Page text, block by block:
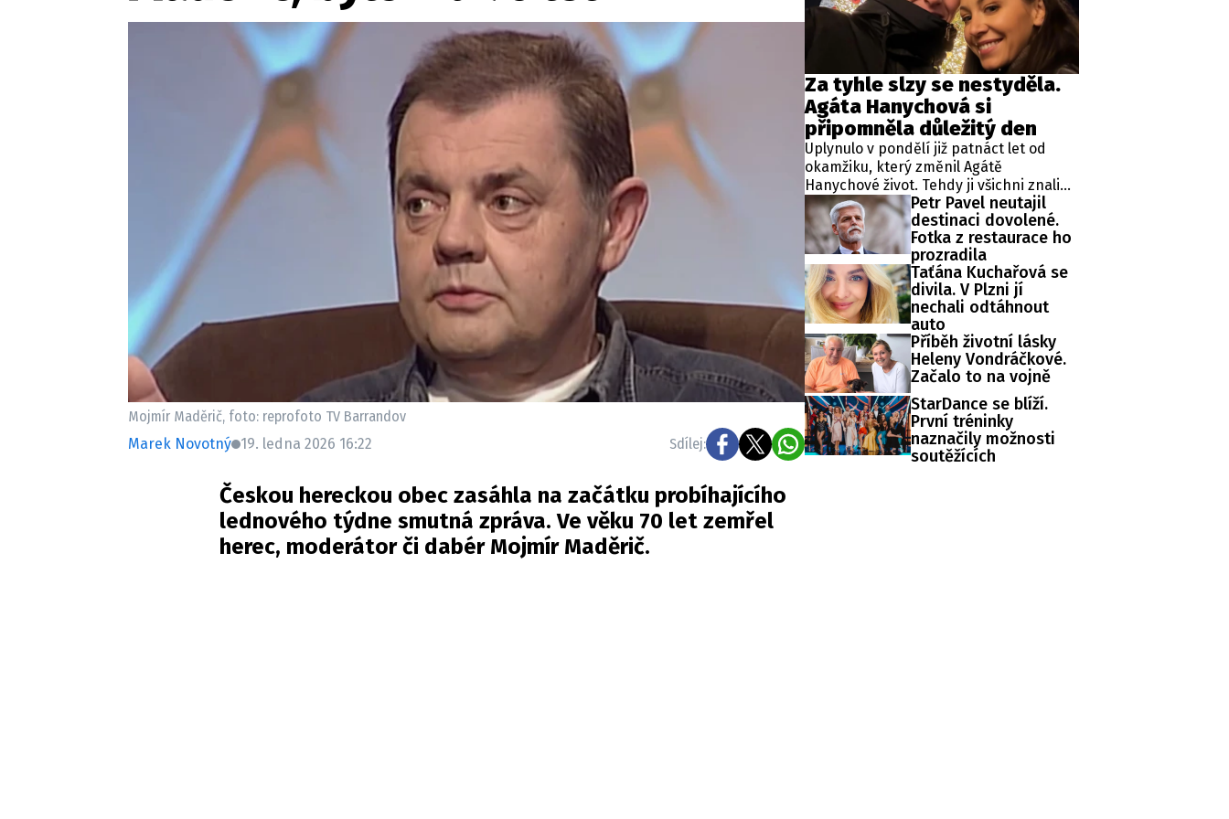
Zaznamenali jste událost? Máte pro nás důležitou zprávu, příběh, fotografie, videa?
Pošlete nám mail na:redakce@newsbox.cz
Nejlepší z vás odměníme
Mojmír Maděrič, foto: reprofoto TV Barrandov
Marek Novotný 19. ledna 2026 16:22 Sdílej:
Českou hereckou obec zasáhla na začátku probíhajícího
lednového týdne smutná zpráva. Ve věku 70 let zemřel
herec, moderátor či dabér Mojmír Maděrič.
Za tyhle slzy se nestyděla.
Agáta Hanychová si
připomněla důležitý den
Uplynulo v pondělí již patnáct let od
okamžiku, který změnil Agátě
Hanychové život. Tehdy ji všichni znali
jako rebelku ze stránek bulvárních
médií. Jenže v létě 2011 se začal psát
docela jiný životní příběh.
Petr Pavel neutajil
destinaci dovolené.
Fotka z restaurace ho
prozradila
Taťána Kuchařová se
divila. V Plzni jí
nechali odtáhnout
auto
Příběh životní lásky
Heleny Vondráčkové.
Začalo to na vojně
StarDance se blíží.
První tréninky
naznačily možnosti
soutěžících